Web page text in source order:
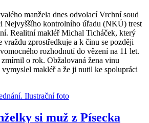
manžela dnes odvolací Vrchní soud
Nejvyššího kontrolního úřadu (NKÚ) trest
Realitní makléř Michal Ticháček, který
zprostředkuje a k činu se později
rozhodnutí do vězení na 11 let.
o rok. Obžalovaná žena vinu
makléř a že ji nutil ke spolupráci
si muž z Písecka